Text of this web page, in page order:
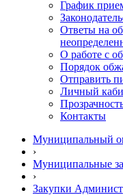
График
Ответы на
О работе с
Порядок
Отправить
Личный
Контакты
Муниципальный
›
Муниципальные
›
Закупки